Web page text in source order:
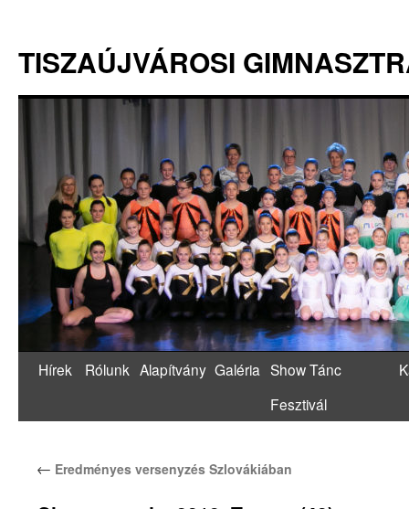
TISZAÚJVÁROSI
Hírek Rólunk Alapítvány Galéria Show Tánc
Fesztivál
← Eredményes versenyzés Szlovákiában